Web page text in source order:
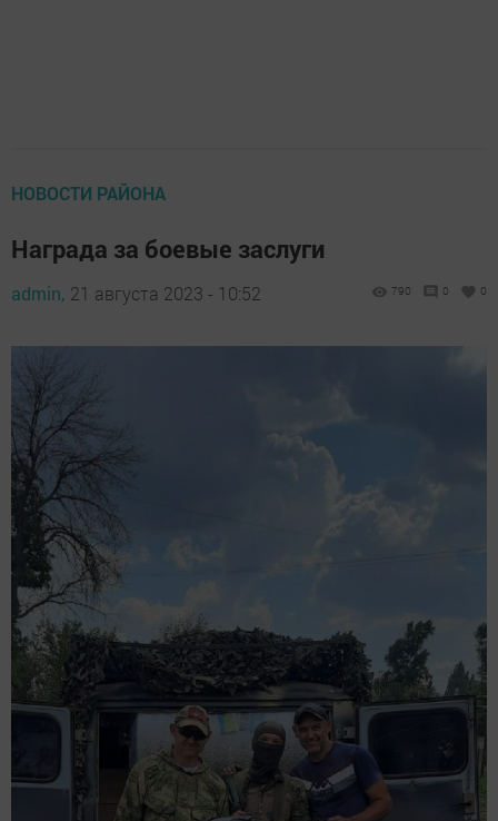
НОВОСТИ РАЙОНА
Награда за боевые заслуги
admin, 21 августа 2023 - 10:52 790 0 0